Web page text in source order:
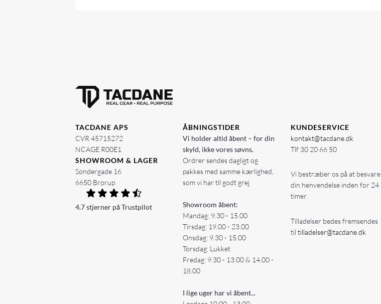
TACDANE APS
CVR 45715272
NCAGE R00E1
SHOWROOM & LAGER
Søndergade 16
6650 Brørup
4.7 stjerner på Trustpilot
ÅBNINGSTIDER
Vi holder altid åbent – for din
skyld, ikke vores søvns.
Ordrer sendes dagligt og
pakkes med samme kærlighed,
som vi har til godt grej
Showroom åbent:
Mandag: 9.30 - 15.00
Tirsdag: 19.00 - 23.00
Onsdag: 9.30 - 15.00
Torsdag: Lukket
Fredag: 9.30 - 13.00 & 14.00 -
18.00
I lige uger har vi åbent...
KUNDESERVICE
kontakt@tacdane.dk
Tlf 30 20 66 50
Vi bestræber os på at besvare
din henvendelse inden for 24
timer.
Tilladelser bedes fremsendes
til tilladelser@tacdane.dk